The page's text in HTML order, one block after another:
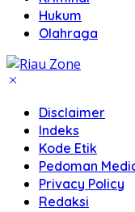
Hukum
Olahraga
Disclaimer
Indeks
Kode Etik
Pedoman
Privacy Policy
Redaksi